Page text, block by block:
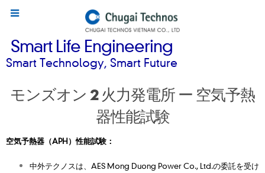
Smart Life Engineering
Smart Technology, Smart Future
モンズオン 2 火力発電所 ー 空気予熱
器性能試験
空気予熱器（APH）性能試験：
中外テクノスは、AES Mong Duong Power Co., Ltd.の委託を受け